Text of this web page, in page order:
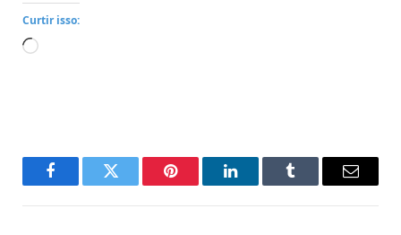
Curtir isso:
Carregando...
FacebookTwitter Pinterest LinkedInTumblr Email